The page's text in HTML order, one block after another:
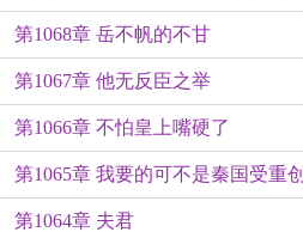
第1068章 岳不帆的不甘
第1067章 他无反臣之举
第1066章 不怕皇上嘴硬了
第1065章 我要的可不是秦国受重创
第1064章 夫君